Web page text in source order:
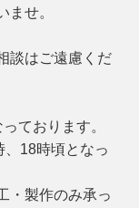
せ。
談はご遠慮くだ
ております。
、18時頃となっ
・製作のみ承っ